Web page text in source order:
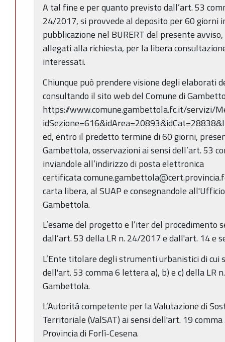
A tal fine e per quanto previsto dall’art. 53
24/2017, si provvede al deposito per 60 giorni
pubblicazione nel BURERT del presente
allegati alla richiesta, per la libera
interessati.
Chiunque può prendere visione degli elaborati
consultando il sito web del Comune di
https://www.comune.gambettola.fc.it/servizi/
ed, entro il predetto termine di 60 giorni,
Gambettola, osservazioni ai sensi dell’art. 53
inviandole all’indirizzo di posta elettronica
certificata
carta libera, al SUAP e consegnandole
Gambettola.
L’esame del progetto e l’iter del procedimento
dall’art. 53 della LR n. 24/2017 e dall'art. 14 e
L’Ente titolare degli strumenti urbanistici di cui
dell'art. 53 comma 6 lettera a), b) e c) della LR
Gambettola.
L’Autorità competente per la Valutazione di
Territoriale (ValSAT) ai sensi dell'art. 19
Provincia di Forlì-Cesena.